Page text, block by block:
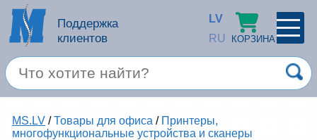
Поддержка
клиентов
LV
RU
КОРЗИНА
Войти Зарегестрироваться
Спец. предложение
MS.LV /Товары для офиса / Принтеры,
многофункциональные устройства и сканеры